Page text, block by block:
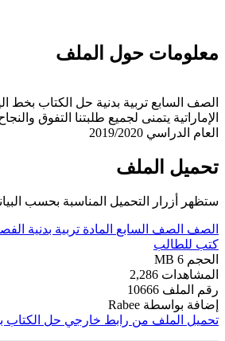
معلومات حول الملف
الصف السابع تربية بدنية حل الكتاب بخط
الإماراتية يتمنى لجميع طلبتنا التفوق
العام الدراسي 2019/2020
تحميل الملف
ستظهر أزرار التحميل المناسبة بحسب
الصف الصف السابع المادة تربية بدنية
كتب للطالب
الحجم 6 MB
المشاهدات 2,286
رقم الملف 10666
إضافة بواسطة Rabee
تحميل الملف من رابط خارجي حل الكتاب